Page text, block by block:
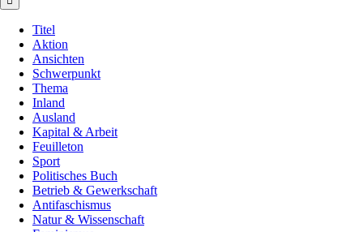
Titel
Aktion
Ansichten
Schwerpunkt
Thema
Inland
Ausland
Kapital & Arbeit
Feuilleton
Sport
Politisches Buch
Betrieb & Gewerkschaft
Antifaschismus
Natur & Wissenschaft